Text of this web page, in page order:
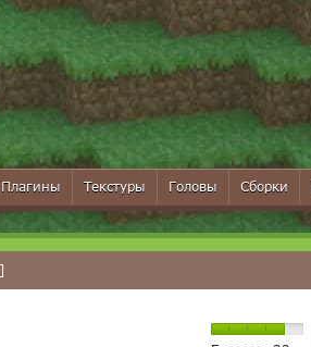
Плагины Текстуры Головы Сборки